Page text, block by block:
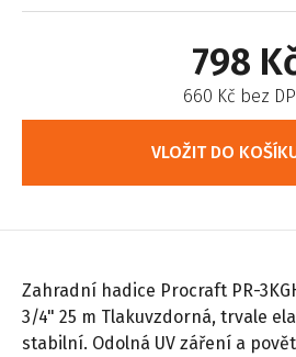
798
660 Kč bez
VLOŽIT DO
Zahradní hadice Procraft PR-
3/4" 25 m Tlakuvzdorná, trvale
stabilní. Odolná UV záření a